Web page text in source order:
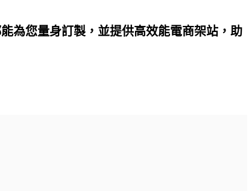
為您量身訂製，並提供高效能電商架站，助